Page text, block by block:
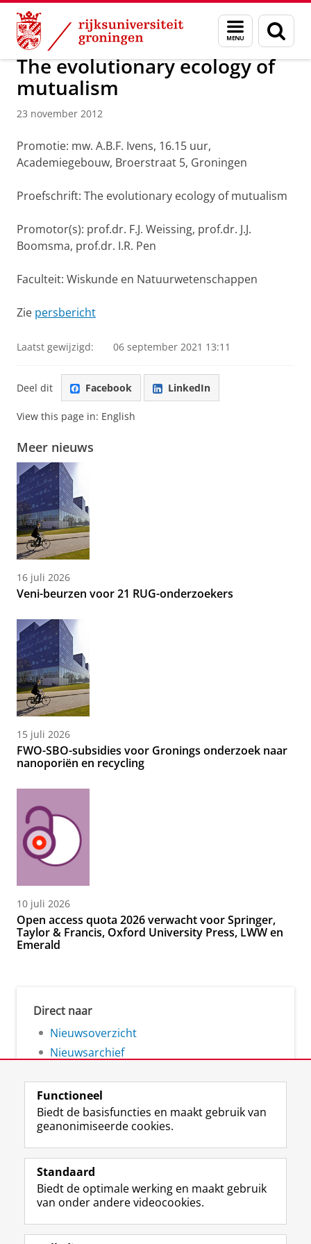
Skip
Content
Skip
Navigation
Menu
en
zoeken
Over ons Actueel Nieuws Nieuwsberichten
The evolutionary ecology of
mutualism
23 november 2012
Promotie: mw. A.B.F. Ivens, 16.15 uur,
Academiegebouw, Broerstraat 5, Groningen
Proefschrift: The evolutionary ecology of mutualism
Promotor(s): prof.dr. F.J. Weissing, prof.dr. J.J.
Boomsma, prof.dr. I.R. Pen
Faculteit: Wiskunde en Natuurwetenschappen
Zie persbericht
Laatst gewijzigd: 06 september 2021 13:11
Deel dit Facebook LinkedIn
View this page in: English
Meer nieuws
16 juli 2026
Veni-beurzen voor 21 RUG-onderzoekers
15 juli 2026
FWO-SBO-subsidies voor Gronings onderzoek naar
nanoporiën en recycling
10 juli 2026
Open access quota 2026 verwacht voor Springer,
Taylor & Francis, Oxford University Press, LWW en
Emerald
Direct naar
Nieuwsoverzicht
Nieuwsarchief
Volg de RUG
F
a
e
b
o
L
i
k
e
I
R
S
-
f
e
I
n
t
r
Y
o
T
e
Studiekiezers
Functioneel
Biedt de basisfuncties en maakt gebruik van
geanonimiseerde cookies.
Standaard
Biedt de optimale werking en maakt gebruik
van onder andere videocookies.